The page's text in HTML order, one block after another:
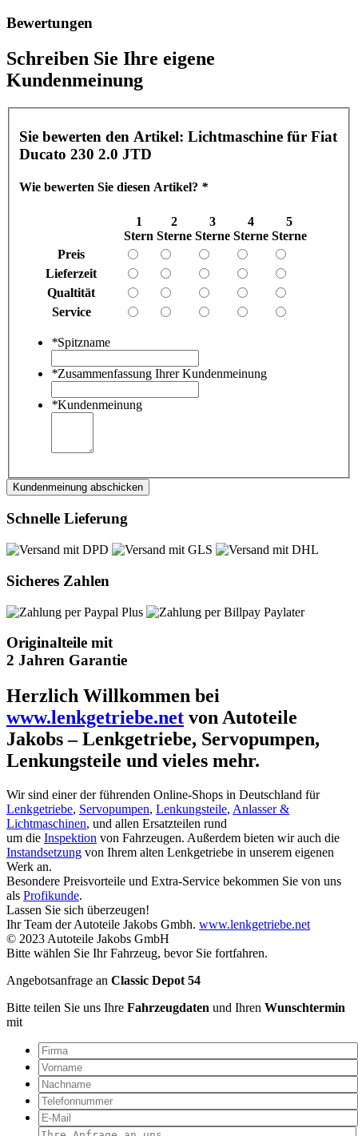
Bewertungen
Schreiben Sie Ihre eigene
Kundenmeinung
Sie bewerten den Artikel: Lichtmaschine für Fiat
Ducato 230 2.0 JTD
Wie bewerten Sie diesen Artikel? *
1
Stern
2
Sterne
3
Sterne
4
Sterne
5
Sterne
Preis
Lieferzeit
Qualtität
Service
*Spitzname
*Zusammenfassung Ihrer Kundenmeinung
*Kundenmeinung
Kundenmeinung abschicken
Schnelle Lieferung
Sicheres Zahlen
Originalteile mit
2 Jahren Garantie
Herzlich Willkommen bei
www.lenkgetriebe.net von Autoteile
Jakobs – Lenkgetriebe, Servopumpen,
Lenkungsteile und vieles mehr.
Wir sind einer der führenden Online-Shops in Deutschland für
Lenkgetriebe, Servopumpen, Lenkungsteile, Anlasser &
Lichtmaschinen, und allen Ersatzteilen rund
um die Inspektion von Fahrzeugen. Außerdem bieten wir auch die
Instandsetzung von Ihrem alten Lenkgetriebe in unserem eigenen
Werk an.
Besondere Preisvorteile und Extra-Service bekommen Sie von uns
als Profikunde.
Lassen Sie sich überzeugen!
Ihr Team der Autoteile Jakobs Gmbh. www.lenkgetriebe.net
© 2023 Autoteile Jakobs GmbH
Bitte wählen Sie Ihr Fahrzeug, bevor Sie fortfahren.
Angebotsanfrage an Classic Depot 54
Bitte teilen Sie uns Ihre Fahrzeugdaten und Ihren Wunschtermin
mit